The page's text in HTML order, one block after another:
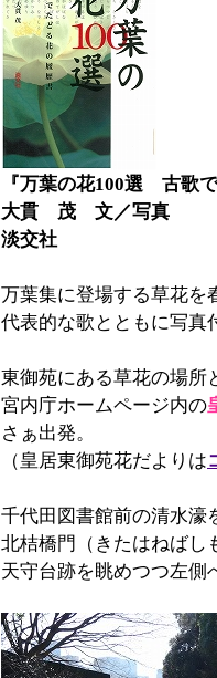
『万葉の花100選 古歌で
大貫 茂 文／写真
淡交社
万葉集に登場する草花を
代表的な歌とともに写真
東御苑にある草花の場所
宮内庁ホームページ内の
さぁ出発。
（皇居東御苑花だよりは
千代田図書館前の清水濠
北桔橋門（きたはねばし
天守台跡を眺めつつ左側